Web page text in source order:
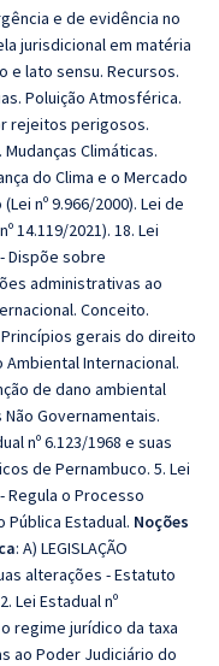
e de evidência no
jurisdicional em matéria
e lato sensu. Recursos.
Poluição Atmosférica.
rejeitos perigosos.
Climáticas.
do Clima e o Mercado
nº 9.966/2000). Lei de
14.119/2021). 18. Lei
Dispõe sobre
administrativas ao
Conceito.
gerais do direito
Internacional.
de dano ambiental
Governamentais.
nº 6.123/1968 e suas
de Pernambuco. 5. Lei
Regula o Processo
Estadual. Noções
: A) LEGISLAÇÃO
alterações - Estatuto
Lei Estadual nº
regime jurídico da taxa
ao Poder Judiciário do